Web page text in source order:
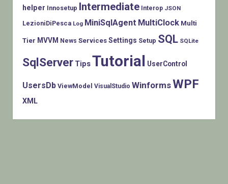
helper Innosetup Intermediate Interop JSON
LezioniDiPesca Log MiniSqlAgent MultiClock Multi
Tier MVVM News Services Settings Setup SQL SQLite
SqlServer TipsTutorial UserControl
UsersDb ViewModel VisualStudio WinformsWPF
XML